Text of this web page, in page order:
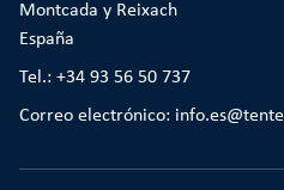
Montcada y Reixach
España
Tel.: +34 93 56 50 737
Correo electrónico: